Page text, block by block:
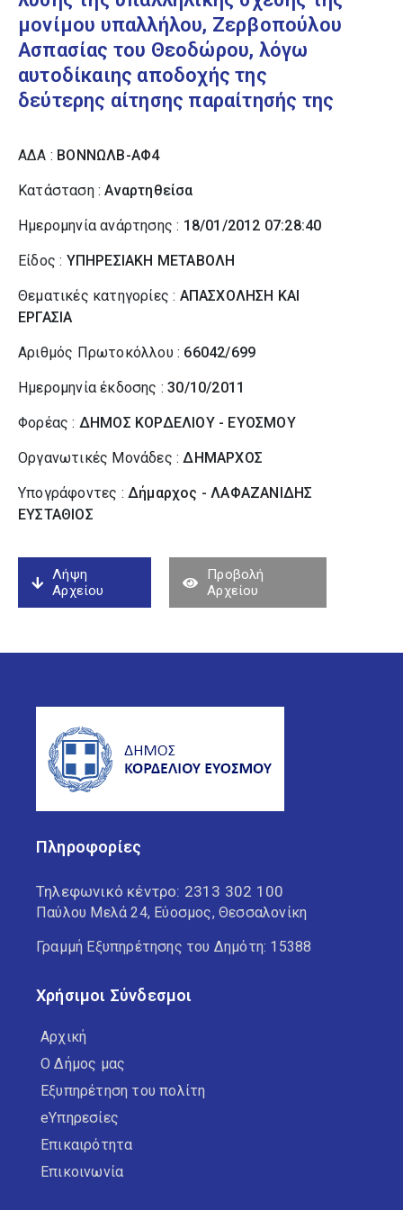
μονίμου υπαλλήλου, Ζερβοπούλου
Ασπασίας του Θεοδώρου, λόγω
αυτοδίκαιης αποδοχής της
δεύτερης αίτησης παραίτησής της
ΑΔΑ : ΒΟΝΝΩΛΒ-ΑΦ4
Κατάσταση :Αναρτηθείσα
Ημερομηνία ανάρτησης : 18/01/2012 07:28:40
Είδος : ΥΠΗΡΕΣΙΑΚΗ ΜΕΤΑΒΟΛΗ
Θεματικές κατηγορίες : ΑΠΑΣΧΟΛΗΣΗ ΚΑΙ
ΕΡΓΑΣΙΑ
Αριθμός Πρωτοκόλλου : 66042/699
Ημερομηνία έκδοσης :30/10/2011
Φορέας : ΔΗΜΟΣ ΚΟΡΔΕΛΙΟΥ - ΕΥΟΣΜΟΥ
Οργανωτικές Μονάδες :ΔΗΜΑΡΧΟΣ
Υπογράφοντες : Δήμαρχος - ΛΑΦΑΖΑΝΙΔΗΣ
ΕΥΣΤΑΘΙΟΣ
Λήψη
Αρχείου
Προβολή
Αρχείου
Πληροφορίες
Τηλεφωνικό κέντρο: 2313 302 100
Παύλου Μελά 24, Εύοσμος, Θεσσαλονίκη
Γραμμή Εξυπηρέτησης του Δημότη: 15388
Χρήσιμοι Σύνδεσμοι
Αρχική
Ο Δήμος μας
Εξυπηρέτηση του πολίτη
eΥπηρεσίες
Επικαιρότητα
Επικοινωνία